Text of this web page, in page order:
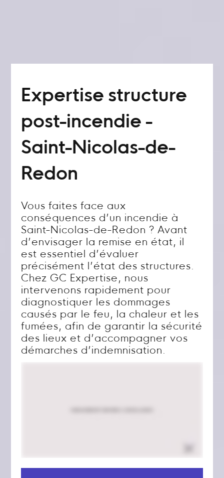
Expertise structure
post-incendie -
Saint-Nicolas-de-
Redon
Vous faites face aux
conséquences d’un incendie à
Saint-Nicolas-de-Redon ? Avant
d’envisager la remise en état, il
est essentiel d’évaluer
précisément l’état des structures.
Chez GC Expertise, nous
intervenons rapidement pour
diagnostiquer les dommages
causés par le feu, la chaleur et les
fumées, afin de garantir la sécurité
des lieux et d’accompagner vos
démarches d’indemnisation.